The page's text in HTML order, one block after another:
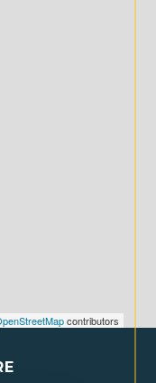
contributors